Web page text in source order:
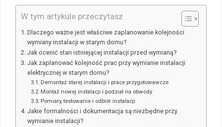
W tym artykule przeczytasz
Dlaczego ważne jest właściwe zaplanowanie kolejności
wymiany instalacji w starym domu?
Jak ocenić stan istniejącej instalacji przed wymianą?
Jak zaplanować kolejność prac przy wymianie instalacji
elektrycznej w starym domu?
Demontaż starej instalacji i prace przygotowawcze
Montaż nowej instalacji i podział na obwody
Pomiary, testowanie i odbiór instalacji
Jakie formalności i dokumentacja są niezbędne przy
wymianie instalacji?